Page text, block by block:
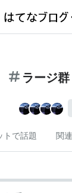
ラージ群
トで話題 関